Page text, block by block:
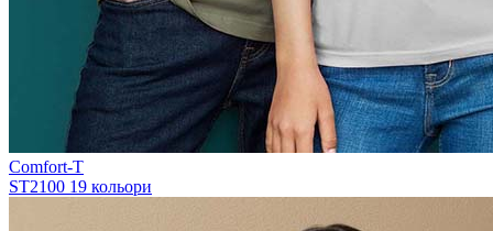
Comfort-T
ST2100 19 кольори